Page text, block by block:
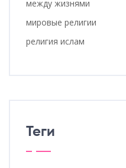
между жизнями
мировые религии
религия ислам
Теги